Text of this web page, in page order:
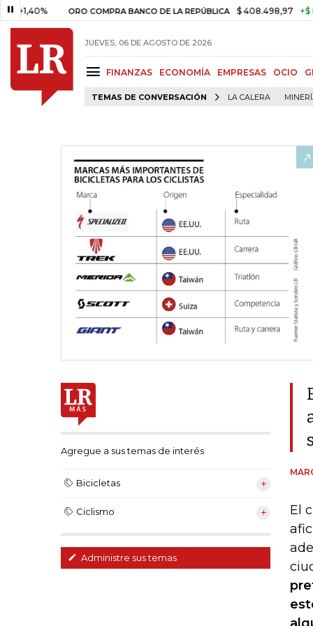
ORO COMPRA BANCO DE LA REPÚBLICA $ 408.498,97 +$ 8.753,81
JUEVES, 06 DE AGOSTO DE 2026
FINANZAS ECONOMÍA EMPRESAS OCIO
TEMAS DE CONVERSACIÓN LA CALERA
Agregue a sus temas de interés
Bicicletas
Ciclismo
Administre sus temas
El